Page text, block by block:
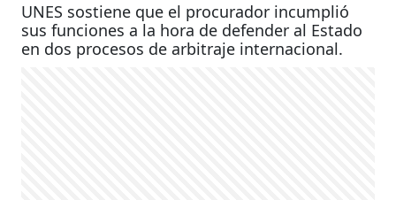
UNES sostiene que el procurador incumplió
sus funciones a la hora de defender al Estado
en dos procesos de arbitraje internacional.